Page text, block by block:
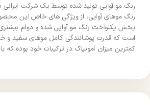
رنگ مو آوایی تولید شده توسط یک شرکت ایرانی
رنگ موهای آوایی، از ویژگی های خاص این
پخش یکنواخت رنگ مو آوایی شده و دوام
است که قدرت پوشانندگی کامل موهای سفید و
کمترین میزان آمونیاک در ترکیبات خود بوده